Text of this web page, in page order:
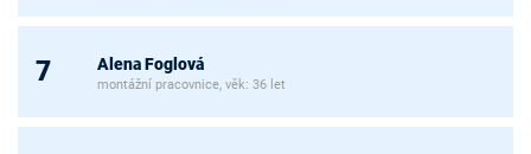
7 Alena Foglová
montážní pracovnice, věk: 36 let